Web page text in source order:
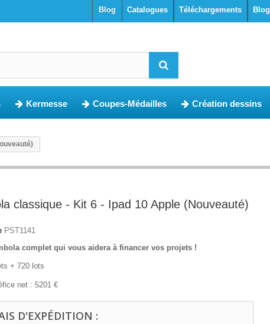
Blog
Téléchargements
Catalogues
blog
Kermesse Coupes-Médailles Création dessins
classique - Kit 6 - Ipad 10 Apple (Nouveauté)
PST1141
complet qui vous aidera à financer vos projets !
+ 720 lots
net : 5201 €
D'EXPÉDITION :